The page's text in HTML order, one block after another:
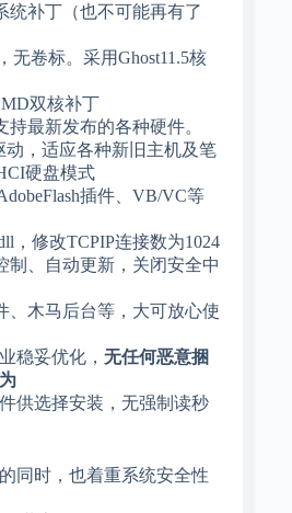
统补丁（也不可能再有了
无卷标。采用Ghost11.5核
双核补丁
最新发布的各种硬件。
动，适应各种新旧主机及笔
硬盘模式
插件、VB/VC等
，修改TCPIP连接数为1024
制、自动更新，关闭安全中
、木马后台等，大可放心使
稳妥优化， 无任何恶意捆
供选择安装，无强制读秒
同时，也着重系统安全性